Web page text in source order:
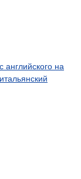
с английского на
итальянский